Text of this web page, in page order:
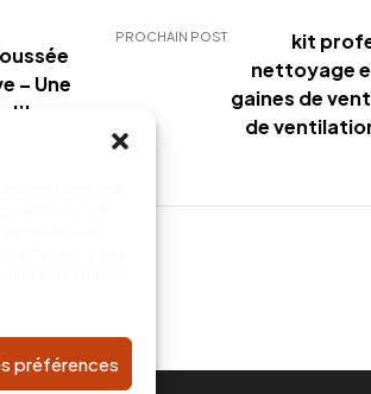
préférences
– Une
PROCHAIN POST
kit
nettoyage
gaines de
de